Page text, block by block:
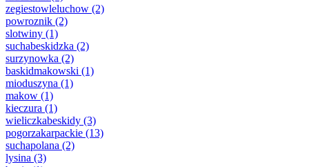
zegiestowleluchow (2)
powroznik (2)
slotwiny (1)
suchabeskidzka (2)
surzynowka (2)
baskidmakowski (1)
mioduszyna (1)
makow (1)
kieczura (1)
wieliczkabeskidy (3)
pogorzakarpackie (13)
suchapolana (2)
lysina (3)